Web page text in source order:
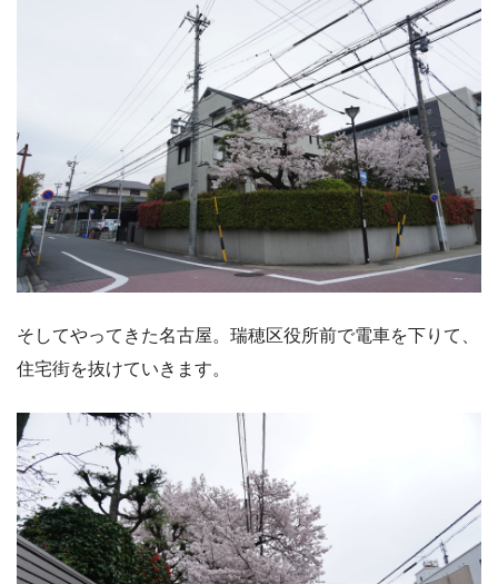
そしてやってきた名古屋。瑞穂区役所前で電車を下りて、
住宅街を抜けていきます。